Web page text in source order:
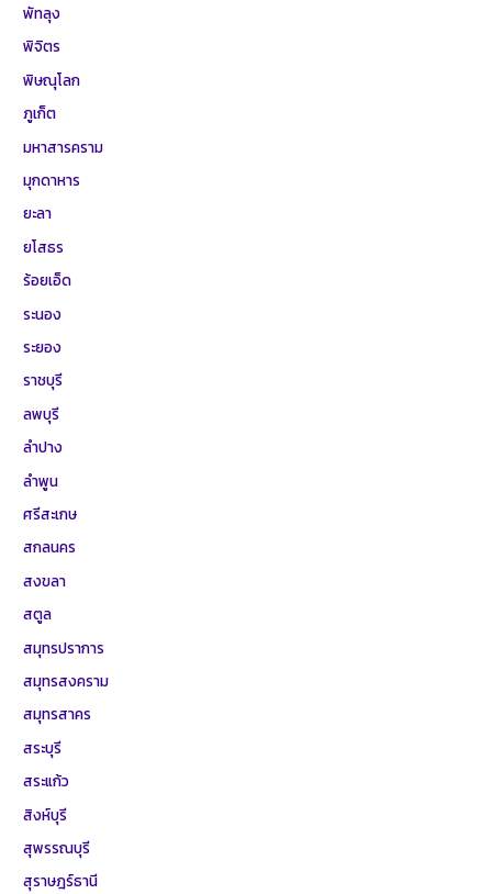
พัทลุง
พิจิตร
พิษณุโลก
ภูเก็ต
มหาสารคราม
มุกดาหาร
ยะลา
ยโสธร
ร้อยเอ็ด
ระนอง
ระยอง
ราชบุรี
ลพบุรี
ลำปาง
ลำพูน
ศรีสะเกษ
สกลนคร
สงขลา
สตูล
สมุทรปราการ
สมุทรสงคราม
สมุทรสาคร
สระบุรี
สระแก้ว
สิงห์บุรี
สุพรรณบุรี
สุราษฎร์ธานี